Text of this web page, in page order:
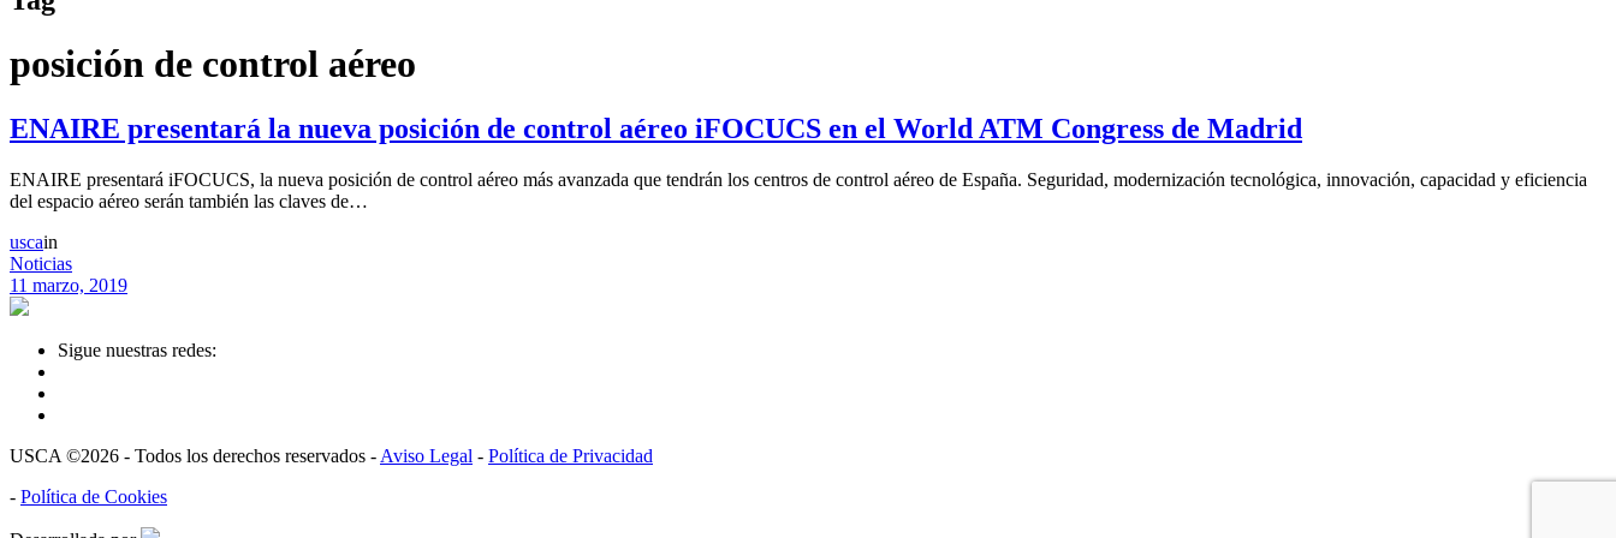
posición de control aéreo
ENAIRE presentará la nueva posición de control aéreo iFOCUCS en el World ATM Congress de Madrid
ENAIRE presentará iFOCUCS, la nueva posición de control aéreo más avanzada que tendrán los centros de control aéreo de España. Seguridad, modernización tecnológica, innovación, capacidad y eficiencia
del espacio aéreo serán también las claves de…
uscain
Noticias
11 marzo, 2019
Sigue nuestras redes:
USCA ©2026 - Todos los derechos reservados - Aviso Legal - Política de Privacidad
- Política de Cookies